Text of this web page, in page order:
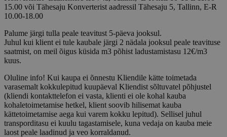
15.00 või Tähesaju Konverterist aadressil Tähesaju 5, Tallinn, E-R
10.00-18.00
Palume järgi tulla peale teavitust 5-päeva jooksul.
Juhul kui klient ei tule kaubale järgi 2 nädala jooksul peale teavituse
saatmist, on meil õigus küsida m3 põhist ladustamistasu 12€/m3
kuus.
Oluline info! Kui kaupa ei õnnestu Kliendile kätte toimetada
varasemalt kokkulepitud kuupäeval Kliendist sõltuvatel põhjustel
(kliendi kontakttelefon ei vasta, klienti ei ole kohal kauba
kohaletoimetamise hetkel, klient soovib hilisemat kauba
kättetoimetamise aega kui varem kokku lepitud). Sellisel juhul
transporditasu ei kuulu tagastamisele, kuna vedaja on kauba meie
laost peale laadinud ja veo korraldanud.